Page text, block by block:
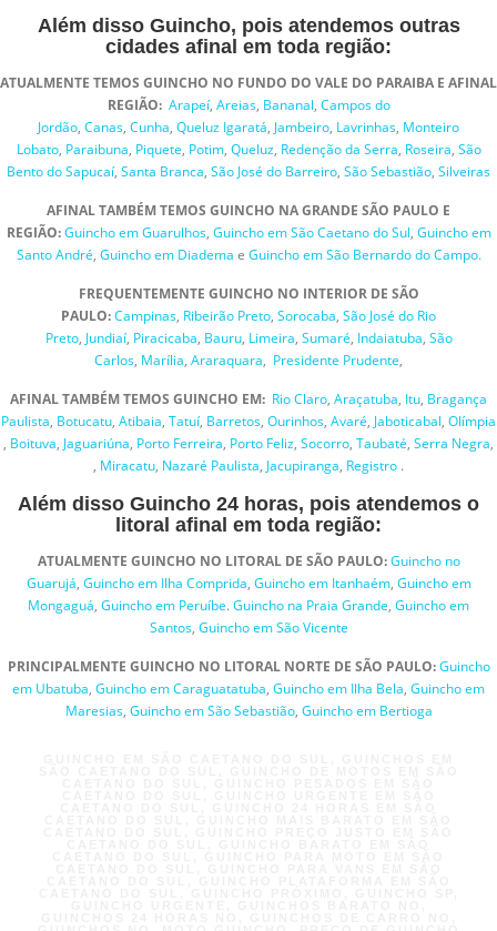
Além disso Guincho, pois atendemos outras
cidades afinal em toda região:
ATUALMENTE TEMOS GUINCHO NO FUNDO DO VALE DO PARAIBA E AFINAL
REGIÃO: Arapeí, Areias, Bananal, Campos do
Jordão, Canas, Cunha, Queluz Igaratá, Jambeiro, Lavrinhas, Monteiro
Lobato, Paraibuna, Piquete, Potim, Queluz, Redenção da Serra, Roseira, São
Bento do Sapucaí, Santa Branca, São José do Barreiro, São Sebastião, Silveiras
AFINAL TAMBÉM TEMOS GUINCHO NA GRANDE SÃO PAULO E
REGIÃO: Guincho em Guarulhos, Guincho em São Caetano do Sul, Guincho em
Santo André, Guincho em Diadema e Guincho em São Bernardo do Campo.
FREQUENTEMENTE GUINCHO NO INTERIOR DE SÃO
PAULO:Campinas, Ribeirão Preto, Sorocaba, São José do Rio
Preto, Jundiaí, Piracicaba, Bauru, Limeira, Sumaré, Indaiatuba, São
Carlos, Marília, Araraquara, Presidente Prudente,
AFINAL TAMBÉM TEMOS GUINCHO EM: Rio Claro, Araçatuba, Itu, Bragança
Paulista, Botucatu, Atibaia, Tatuí, Barretos, Ourinhos, Avaré, Jaboticabal, Olímpia
, Boituva, Jaguariúna, Porto Ferreira, Porto Feliz, Socorro, Taubaté, Serra Negra,
, Miracatu, Nazaré Paulista, Jacupiranga, Registro .
Além disso Guincho 24 horas, pois atendemos o
litoral afinal em toda região:
ATUALMENTE GUINCHO NO LITORAL DE SÃO PAULO:Guincho no
Guarujá, Guincho em Ilha Comprida, Guincho em Itanhaém, Guincho em
Mongaguá, Guincho em Peruíbe. Guincho na Praia Grande, Guincho em
Santos, Guincho em São Vicente
PRINCIPALMENTE GUINCHO NO LITORAL NORTE DE SÃO PAULO: Guincho
em Ubatuba, Guincho em Caraguatatuba, Guincho em Ilha Bela, Guincho em
Maresias, Guincho em São Sebastião, Guincho em Bertioga